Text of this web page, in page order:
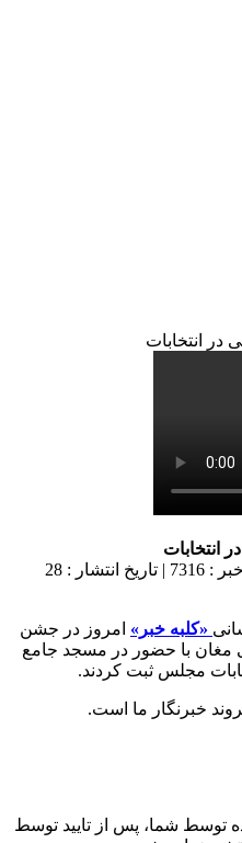
7316
|
تاریخ انتشار : 28
«کلبه خبر» امروز در جشن
با حضور در مسجد جامع
مجلس ثبت کردند.
خبرنگار ما است.
توسط شما، پس از تایید توسط